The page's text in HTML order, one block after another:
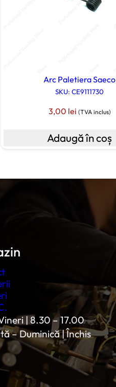
Arc Paletiera Saeco
SKU: CE9111730
3,00 lei (TVA inclus)
Adaugă în coș
| 8.30 – 17.00
– Duminică | Închis